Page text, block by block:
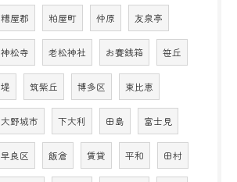
糟屋郡 粕屋町 仲原 友泉亭
神松寺 老松神社 お賽銭箱 笹丘
堤 筑紫丘 博多区 東比恵
大野城市 下大利 田島 富士見
早良区 飯倉 賃貸 平和 田村